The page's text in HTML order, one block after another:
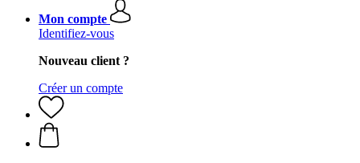
Mon compte
Identifiez-vous
Nouveau client ?
Créer un compte